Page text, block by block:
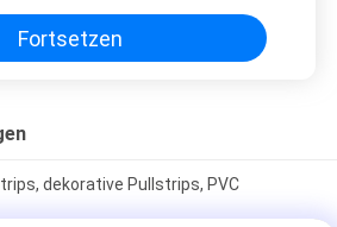
Versiegelungsschnüren
Fortsetzen
dekorative Pullstrips, PVC